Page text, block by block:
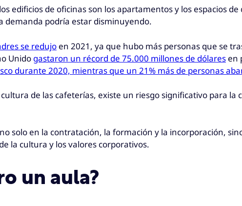
edificios de oficinas son los apartamentos y los espacios
demanda podría estar disminuyendo.
se redujo en 2021, ya que hubo más personas que se
Unido gastaron un récord de 75.000 millones de dólares en
durante 2020, mientras que un 21% más de personas
de las cafeterías, existe un riesgo significativo para
solo en la contratación, la formación y la incorporación,
la cultura y los valores corporativos.
un aula?